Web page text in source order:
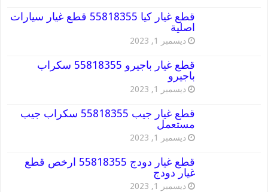
قطع غيار كيا 55818355 قطع غيار سيارات
اصلية
ديسمبر 1, 2023
قطع غيار باجيرو 55818355 سكراب
باجيرو
ديسمبر 1, 2023
قطع غيار جيب 55818355 سكراب جيب
مستعمل
ديسمبر 1, 2023
قطع غيار دودج 55818355 ارخص قطع
غيار دودج
ديسمبر 1, 2023